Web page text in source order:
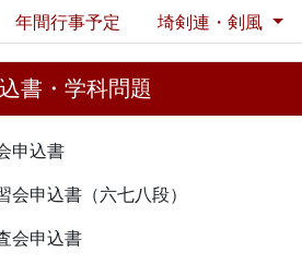
年間行事予定 埼剣連・剣風
書・学科問題
会申
習会申込書（六七
査会申